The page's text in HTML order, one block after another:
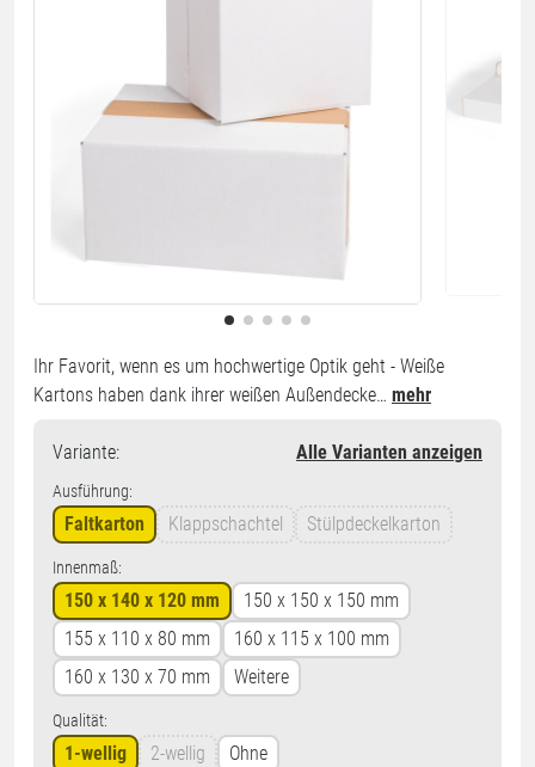
Ihr Favorit, wenn es um hochwertige Optik geht - Weiße
Kartons haben dank ihrer weißen Außendecke… mehr
Variante: Alle Varianten anzeigen
Ausführung:
Faltkarton Klappschachtel Stülpdeckelkarton
Innenmaß:
150 x 140 x 120 mm
150 x 150 x 150 mm
155 x 110 x 80 mm
160 x 115 x 100 mm
160 x 130 x 70 mm
Weitere
Qualität:
1-wellig 2-wellig Ohne